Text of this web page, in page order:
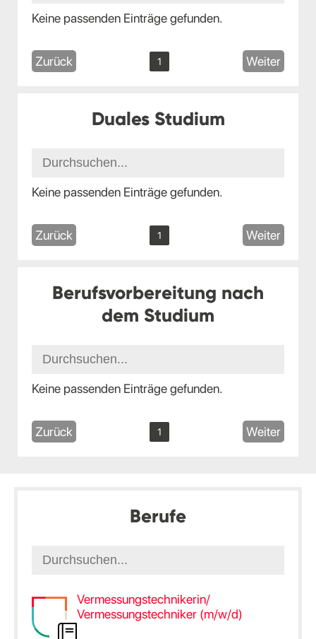
Keine passenden Einträge gefunden.
Zurück 1 Weiter
Duales Studium
Keine passenden Einträge gefunden.
Zurück 1 Weiter
Berufsvorbereitung nach
dem Studium
Keine passenden Einträge gefunden.
Zurück 1 Weiter
Berufe
Vermessungstechnikerin/
Vermessungstechniker (m/w/d)